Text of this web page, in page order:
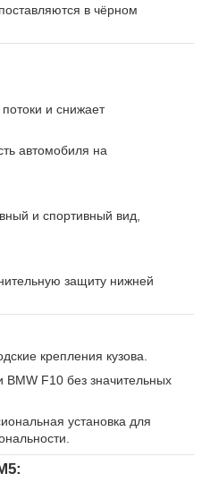
в чёрном
и снижает
автомобиля на
и спортивный вид,
защиту нижней
крепления кузова.
F10 без значительных
установка для